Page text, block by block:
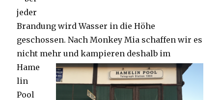
jeder
Brandung wird Wasser in die Höhe
geschossen. Nach Monkey Mia schaffen wir es
nicht mehr und kampieren deshalb im
Hame
lin
Pool